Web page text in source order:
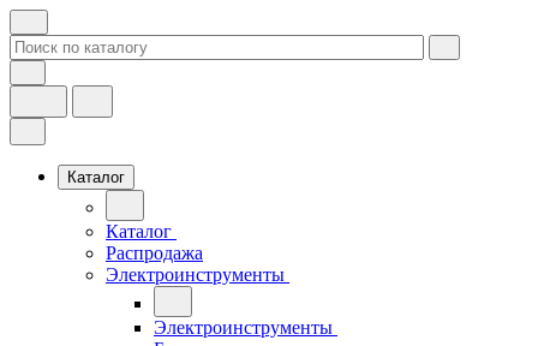
Каталог
Каталог
Распродажа
Электроинструменты
Электроинструменты